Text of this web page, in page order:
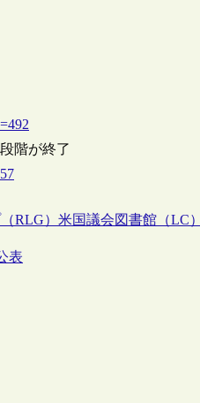
階が終了
RLG） 米国議会図書館（LC）
表